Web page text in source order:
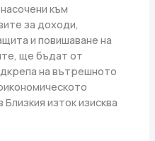
към
за доходи,
и повишаване на
ще бъдат от
на вътрешното
изток изисква